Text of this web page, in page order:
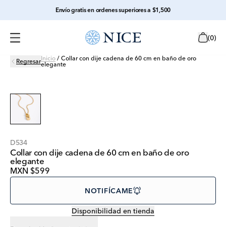
Envío gratis en ordenes superiores a $1,500
(0)
RegresarInicio / Collar con dije cadena de 60 cm en baño de oro
elegante
D534
Collar con dije cadena de 60 cm en baño de oro
elegante
MXN $599
NOTIFÍCAME
Disponibilidad en tienda